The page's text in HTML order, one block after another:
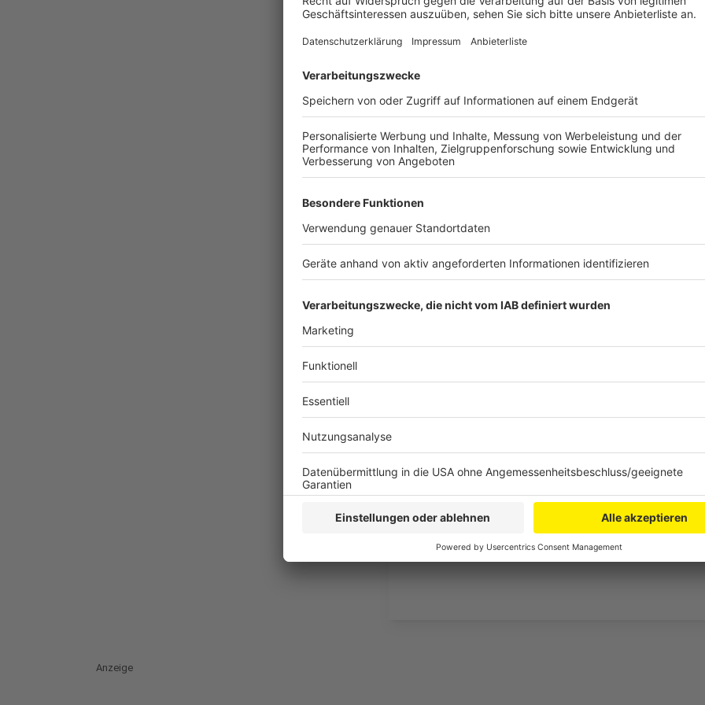
ATZE - Wat ne Woche - "Wer kommt auf die
Atze Schröder - "Wat ne Woche" - Der
Was macht der Künstler eigentlich, wenn er nicht
"
Geschichten, die lustigsten Anekdoten, intime
Lieblingspromis in die Pfanne, so wie wir ihn
persönlicher Wochenrückblick - so privat wie noch
Anzeige
Anzeige